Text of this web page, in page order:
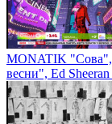
MONATIK "Сова",
весни", Ed